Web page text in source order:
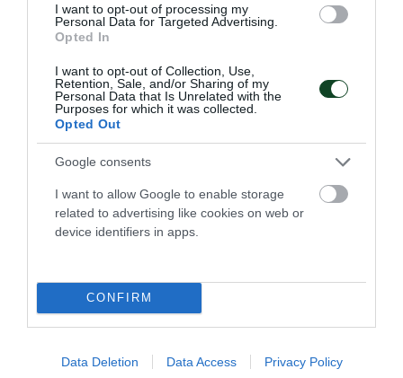
I want to opt-out of processing my
Personal Data for Targeted Advertising.
Opted In
I want to opt-out of Collection, Use,
Retention, Sale, and/or Sharing of my
Personal Data that Is Unrelated with the
Purposes for which it was collected.
Opted Out
Google consents
I want to allow Google to enable storage
related to advertising like cookies on web or
device identifiers in apps.
CONFIRM
Data Deletion Data Access Privacy Policy
15.07.2026 ΒΟΛΕΪ ΑΝΔΡΩΝ
ΤΕΛΕΥΤΑΙΑ ΝΕΑ